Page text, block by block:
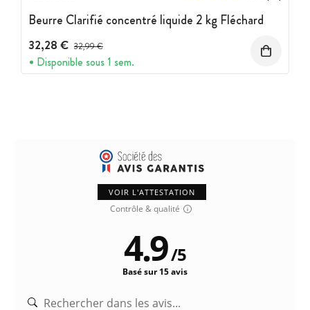
Beurre Clarifié concentré liquide 2 kg Fléchard
32,28 € Prix avant réduction :
32,99 €
Disponible sous 1 sem.
VOIR L'ATTESTATION
Contrôle & qualité
4.9/5
Basé sur 15 avis